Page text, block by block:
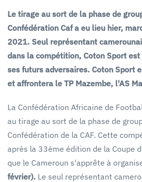
Le tirage au sort de la phase de
Confédération Caf a eu lieu hier,
2021. Seul représentant
dans la compétition, Coton Sport
ses futurs adversaires. Coton Sport
et affrontera le TP Mazembe, l'AS
La Confédération Africaine de
au tirage au sort de la phase de
Confédération de la CAF. Cette
après la 33ème édition de la Coupe
que le Cameroun s'apprête à
février). Le seul représentant